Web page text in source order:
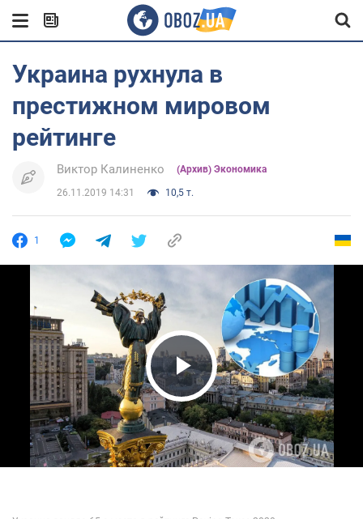
Украина рухнула в
престижном мировом
рейтинге
Виктор Калиненко (Архив) Экономика
26.11.2019 14:31 10,5 т.
1
Play Video